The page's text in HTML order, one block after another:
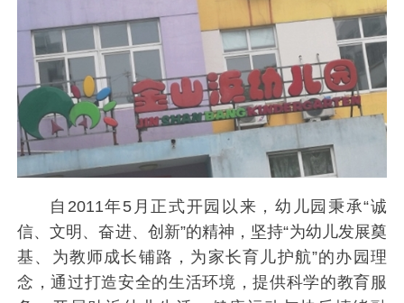
自2011年5月正式开园以来，幼儿园秉承“诚
信、文明、奋进、创新”的精神，坚持“为幼儿发展奠
基、为教师成长铺路，为家长育儿护航”的办园理
念，通过打造安全的生活环境，提供科学的教育服